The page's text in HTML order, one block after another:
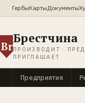
ГербыКартыДокументы
Br
Брестчина
ПРОИЗВОДИТ ·
ПРИГЛАШАЕТ
Предприятия